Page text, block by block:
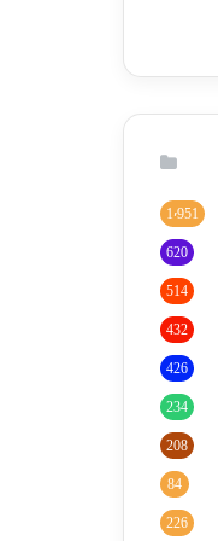
1٬951
620
514
432
426
234
208
84
226